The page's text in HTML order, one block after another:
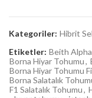
Kategoriler: Hibrit
Etiketler: Beith Alpha
Borna Hiyar Tohumu,
Borna Hiyar Tohumu
Borna Salatalık
F1 Salatalık Tohumu,